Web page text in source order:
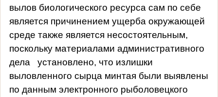
вылов биологического ресурса сам по себе
является причинением ущерба окружающей
среде также является несостоятельным,
поскольку материалами административного
дела
установлено, что излишки
выловленного сырца минтая были выявлены
по данным электронного рыболовецкого